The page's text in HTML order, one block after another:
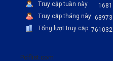
Truy cập tuần này
1681
Truy cập tháng này 68973
Tổng lượt truy cập 761032
Pdflist.com